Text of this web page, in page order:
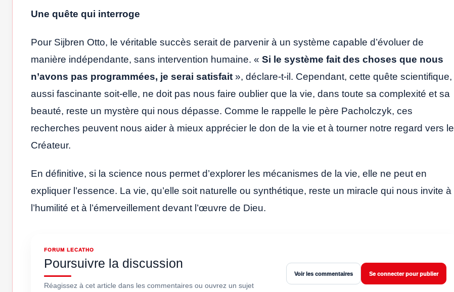
Une quête qui interroge
Pour Sijbren Otto, le véritable succès serait de parvenir à un système capable d’évoluer de
manière indépendante, sans intervention humaine. « Si le système fait des choses que nous
n’avons pas programmées, je serai satisfait », déclare-t-il. Cependant, cette quête scientifique,
aussi fascinante soit-elle, ne doit pas nous faire oublier que la vie, dans toute sa complexité et sa
beauté, reste un mystère qui nous dépasse. Comme le rappelle le père Pacholczyk, ces
recherches peuvent nous aider à mieux apprécier le don de la vie et à tourner notre regard vers le
Créateur.
En définitive, si la science nous permet d’explorer les mécanismes de la vie, elle ne peut en
expliquer l’essence. La vie, qu’elle soit naturelle ou synthétique, reste un miracle qui nous invite à
l’humilité et à l’émerveillement devant l’œuvre de Dieu.
FORUM LECATHO
Poursuivre la discussion
Réagissez à cet article dans les commentaires ou ouvrez un sujet
Voir les commentaires Se connecter pour publier